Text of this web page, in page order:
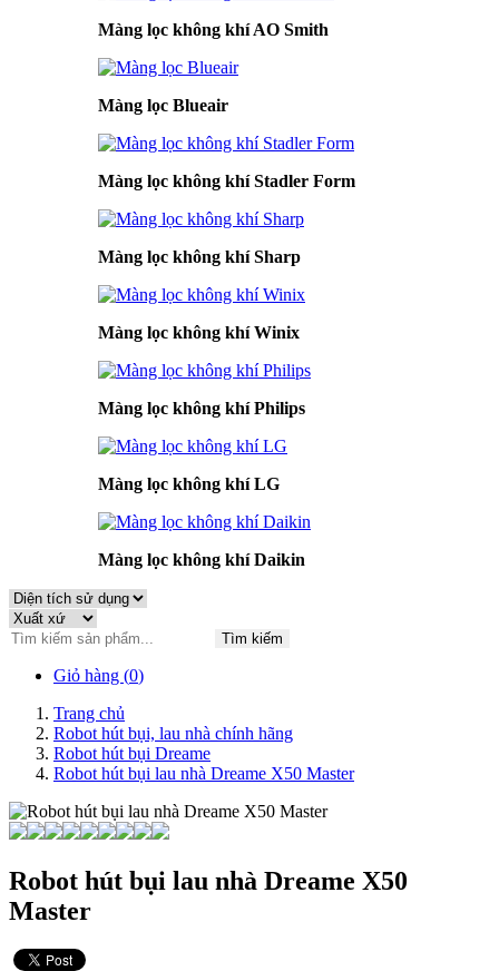
Màng lọc không khí AO Smith
Màng lọc Blueair
Màng lọc không khí Stadler Form
Màng lọc không khí Sharp
Màng lọc không khí Winix
Màng lọc không khí Philips
Màng lọc không khí LG
Màng lọc không khí Daikin
Tìm kiếm
Giỏ hàng (0)
Trang chủ
Robot hút bụi, lau nhà chính hãng
Robot hút bụi Dreame
Robot hút bụi lau nhà Dreame X50 Master
Robot hút bụi lau nhà Dreame X50
Master